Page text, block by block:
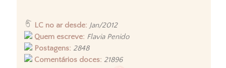
LC no ar desde: Jan/2012
Quem escreve: Flavia Penido
Postagens: 2848
Comentários doces: 21896